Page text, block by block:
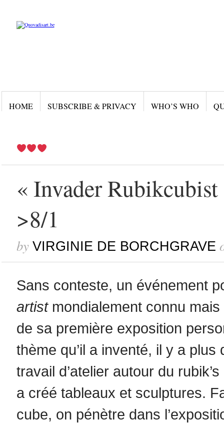
HOME SUBSCRIBE & PRIVACY WHO’S WHO
« Invader
>8/1
by VIRGINIE DE BORCHGRAVE
Sans conteste, un événement
artistmondialement connu mais
de sa première exposition
thème qu’il a inventé, il y a
travail d’atelier autour du
a créé tableaux et sculptures.
cube, on pénètre dans